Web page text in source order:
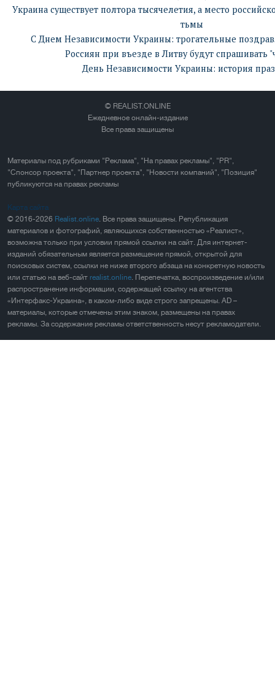
Украина существует полтора тысячелетия, а место
тьмы
С Днем Независимости Украины: трогательные
Россиян при въезде в Литву будут спрашивать
День Независимости Украины: история
© REALIST.ONLINE
Ежедневное онлайн-издание
Все права защищены
Материалы под рубриками "Реклама", "На правах рекламы", "PR",
"Спонсор проекта", "Партнер проекта", "Новости компаний", "Позиция"
публикуются на правах рекламы
Карта сайта
© 2016-2026 Realist.online. Все права защищены. Републикация
материалов и фотографий, являющихся собственностью «Реалист»,
возможна только при условии прямой ссылки на сайт. Для интернет-
изданий обязательным является размещение прямой, открытой для
поисковых систем, ссылки не ниже второго абзаца на конкретную новость
или статью на веб-сайт realist.online. Перепечатка, воспроизведение и/или
распространение информации, содержащей ссылку на агентства
«Интерфакс-Украина», в каком-либо виде строго запрещены. AD –
материалы, которые отмечены этим знаком, размещены на правах
рекламы. За содержание рекламы ответственность несут рекламодатели.